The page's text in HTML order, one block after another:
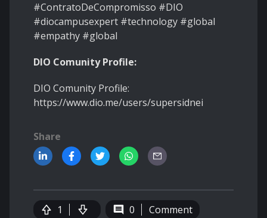
#ContratoDeCompromisso #DIO
#diocampusexpert #technology #global
#empathy #global
DIO Comunity Profile:
DIO Comunity Profile:
https://www.dio.me/users/supersidnei
Share
1 0 Comment